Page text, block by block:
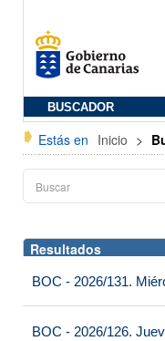
BUSCADOR
Estás en Inicio >
Resultados
BOC - 2026/131.
BOC - 2026/126.